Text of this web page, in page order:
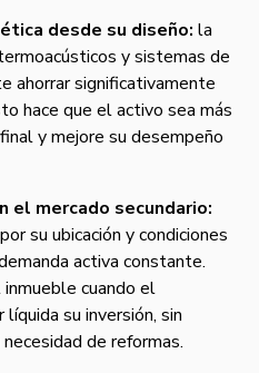
desde su diseño: la
y sistemas de
ahorrar significativamente
hace que el activo sea más
y mejore su desempeño
mercado secundario:
su ubicación y condiciones
activa constante.
cuando el
su inversión, sin
de reformas.